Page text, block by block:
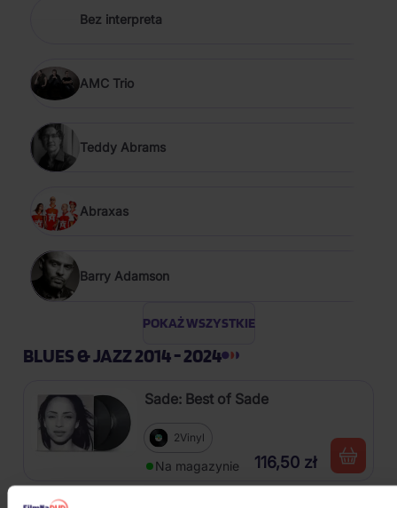
Bez interpreta
AMC Trio
Teddy Abrams
Abraxas
Barry Adamson
POKAŻ WSZYSTKIE
BLUES & JAZZ 2014 - 2024
Sade: Best of Sade
2Vinyl
Na magazynie 116,50 zł